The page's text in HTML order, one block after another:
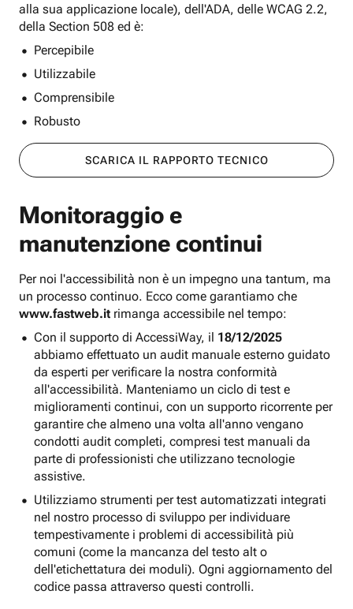
alla sua applicazione locale), dell'ADA, delle WCAG 2.2,
della Section 508 ed è:
Percepibile
Utilizzabile
Comprensibile
Robusto
SCARICA IL RAPPORTO TECNICO
Monitoraggio e
manutenzione continui
Per noi l'accessibilità non è un impegno una tantum, ma
un processo continuo. Ecco come garantiamo che
www.fastweb.it rimanga accessibile nel tempo:
Con il supporto di AccessiWay, il 18/12/2025
abbiamo effettuato un audit manuale esterno guidato
da esperti per verificare la nostra conformità
all'accessibilità. Manteniamo un ciclo di test e
miglioramenti continui, con un supporto ricorrente per
garantire che almeno una volta all'anno vengano
condotti audit completi, compresi test manuali da
parte di professionisti che utilizzano tecnologie
assistive.
Utilizziamo strumenti per test automatizzati integrati
nel nostro processo di sviluppo per individuare
tempestivamente i problemi di accessibilità più
comuni (come la mancanza del testo alt o
dell'etichettatura dei moduli). Ogni aggiornamento del
codice passa attraverso questi controlli.